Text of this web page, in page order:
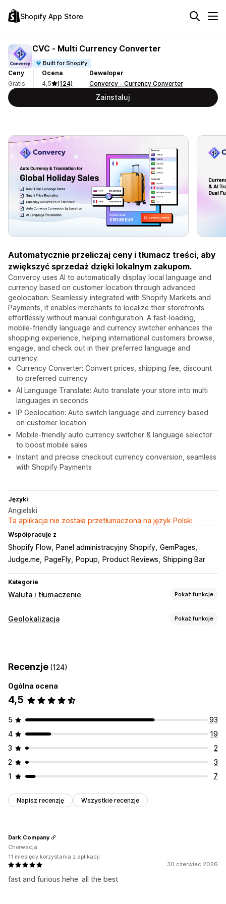
Shopify App Store
CVC ‑ Multi Currency Converter
Built for Shopify
Ceny
Gratis
Ocena
4,5
(124)
Deweloper
Convercy ‑ Currency Converter
Zainstaluj
Automatycznie przeliczaj ceny i tłumacz treści, aby
zwiększyć sprzedaż dzięki lokalnym zakupom.
Convercy uses AI to automatically display local language and
currency based on customer location through advanced
geolocation. Seamlessly integrated with Shopify Markets and
Payments, it enables merchants to localize their storefronts
effortlessly without manual configuration. A fast-loading,
mobile-friendly language and currency switcher enhances the
shopping experience, helping international customers browse,
engage, and check out in their preferred language and
currency.
Currency Converter: Convert prices, shipping fee, discount
to preferred currency
AI Language Translate: Auto translate your store into multi
languages in seconds
IP Geolocation: Auto switch language and currency based
on customer location
Mobile-friendly auto currency switcher & language selector
to boost mobile sales
Instant and precise checkout currency conversion, seamless
with Shopify Payments
Języki
Angielski
Ta aplikacja nie została przetłumaczona na język Polski
Współpracuje z
Shopify Flow Panel administracyjny Shopify GemPages
Judge.me
PageFly Popup Product Reviews Shipping Bar
Kategorie
Waluta i tłumaczenie Pokaż funkcje
Przeliczanie walut
Tłumaczenie maszynowe
Automatyczna synchronizacja tłumaczeń
Tłumaczenie zbiorcze
Geolokalizacja Pokaż funkcje
Automatyczne przekierowanie strony
Przekierowanie ręczne
Ustawienia lokalizacji
Recenzje (124)
Ogólna ocena
4,5
5
93
4
19
3
2
2
3
1
7
Napisz recenzję Wszystkie recenzje
30 czerwiec 2026
fast and furious hehe. all the best
Dark Company
Chorwacja
11 miesięcy korzystania z aplikacji